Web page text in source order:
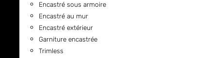
Encastré sous armoire
Encastré au mur
Encastré extérieur
Garniture encastrée
Trimless